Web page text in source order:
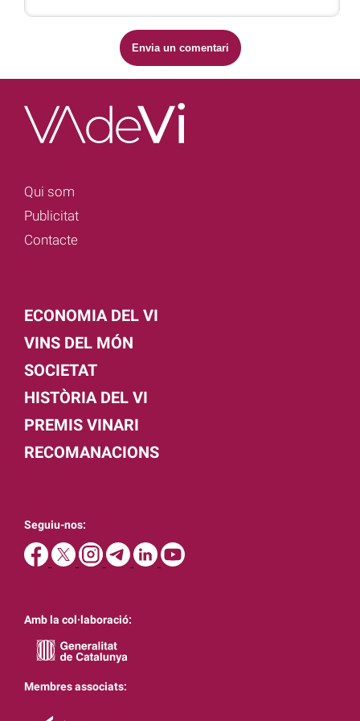
Qui som
Publicitat
Contacte
ECONOMIA DEL VI
VINS DEL MÓN
SOCIETAT
HISTÒRIA DEL VI
PREMIS VINARI
RECOMANACIONS
Seguiu-nos:
Amb la col·laboració:
Membres associats: